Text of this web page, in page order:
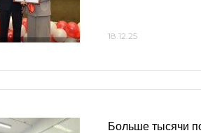
18.12.25
Больше тысячи